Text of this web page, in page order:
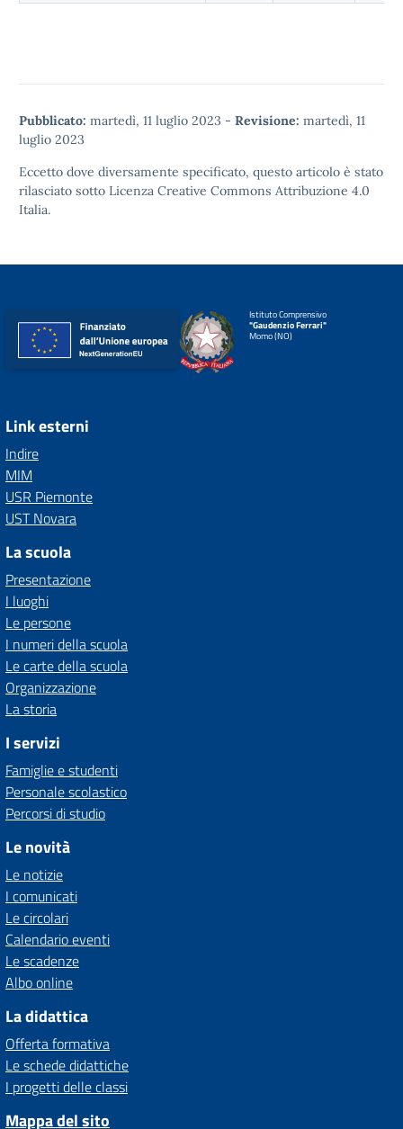
Pubblicato: martedì, 11 luglio 2023 - Revisione: martedì, 11
luglio 2023
Eccetto dove diversamente specificato, questo articolo è stato
rilasciato sotto Licenza Creative Commons Attribuzione 4.0
Italia.
Istituto Comprensivo
"Gaudenzio Ferrari"
Momo (NO)
Link esterni
Indire
MIM
USR Piemonte
UST Novara
La scuola
Presentazione
I luoghi
Le persone
I numeri della scuola
Le carte della scuola
Organizzazione
La storia
I servizi
Famiglie e studenti
Personale scolastico
Percorsi di studio
Le novità
Le notizie
I comunicati
Le circolari
Calendario eventi
Le scadenze
Albo online
La didattica
Offerta formativa
Le schede didattiche
I progetti delle classi
Mappa del sito